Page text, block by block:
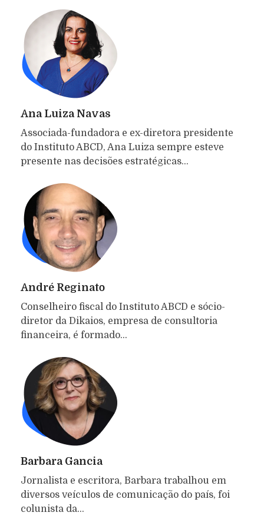
Ana Luiza Navas
Associada-fundadora e ex-diretora presidente
do Instituto ABCD, Ana Luiza sempre esteve
presente nas decisões estratégicas…
André Reginato
Conselheiro fiscal do Instituto ABCD e sócio-
diretor da Dikaios, empresa de consultoria
financeira, é formado…
Barbara Gancia
Jornalista e escritora, Barbara trabalhou em
diversos veículos de comunicação do país, foi
colunista da…